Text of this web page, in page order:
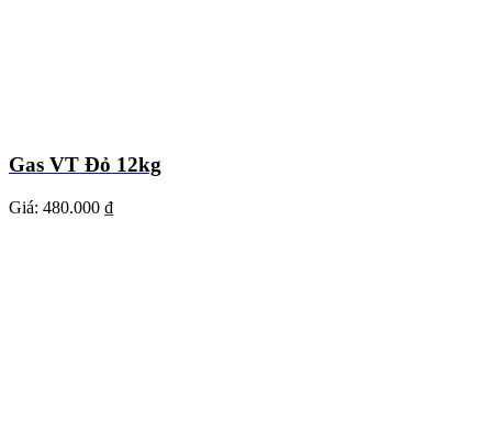
Gas VT Đỏ 12kg
Giá: 480.000 ₫